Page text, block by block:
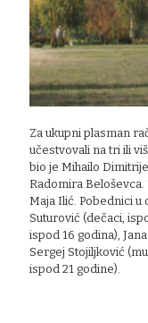
Za ukupni plasman
učestvovali na tri ili
bio je Mihailo
Radomira
Maja Ilić. Pobednici u
Suturović (dečaci,
ispod 16 godina),
Sergej Stojiljković
ispod 21 godine).